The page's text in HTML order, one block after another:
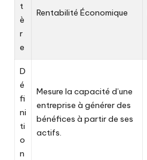
t
è
r
e
Rentabilité Économique
D
é
fi
ni
ti
o
n
Mesure la capacité d’une
entreprise à générer des
bénéfices à partir de ses
actifs.